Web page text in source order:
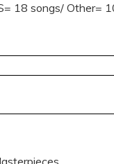
18 songs/ Other=